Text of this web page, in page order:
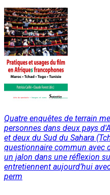
Quatre enquêtes de terrain
personnes dans deux pays
et deux du Sud du Sahara
questionnaire commun avec
un jalon dans une réflexion
entretiennent aujourd’hui
perm